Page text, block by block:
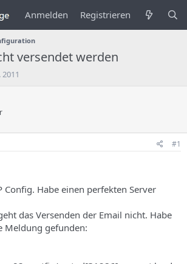
Anmelden Registrieren
versendet werden
#1
Config. Habe einen perfekten Server
das Versenden der Email nicht. Habe
Meldung gefunden: